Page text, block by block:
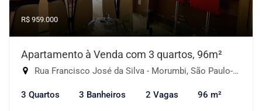
R$ 959.000
Apartamento à Venda com 3 quartos, 96m²
Rua Francisco José da Silva - Morumbi, São Paulo-SP
3 Quartos 3 Banheiros 2 Vagas 96 m²